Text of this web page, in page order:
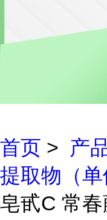
首页 > 产
提取物（单
皂甙C 常